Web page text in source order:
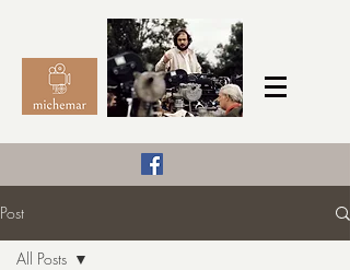
michemar
Post
All Posts